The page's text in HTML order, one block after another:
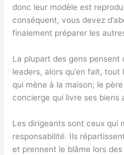
donc leur modèle est
conséquent, vous devez
finalement préparer les
La plupart des gens pensent
leaders, alors qu’en fait,
qui mène à la maison; le
concierge qui livre ses biens
Les dirigeants sont ceux qui
responsabilité. Ils
et prennent le blâme lors